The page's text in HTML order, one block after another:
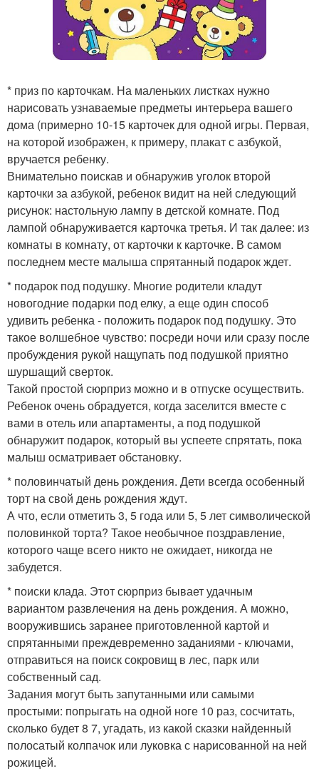
* приз по карточкам. На маленьких листках нужно
нарисовать узнаваемые предметы интерьера вашего
дома (примерно 10-15 карточек для одной игры. Первая,
на которой изображен, к примеру, плакат с азбукой,
вручается ребенку.
Внимательно поискав и обнаружив уголок второй
карточки за азбукой, ребенок видит на ней следующий
рисунок: настольную лампу в детской комнате. Под
лампой обнаруживается карточка третья. И так далее: из
комнаты в комнату, от карточки к карточке. В самом
последнем месте малыша спрятанный подарок ждет.
* подарок под подушку. Многие родители кладут
новогодние подарки под елку, а еще один способ
удивить ребенка - положить подарок под подушку. Это
такое волшебное чувство: посреди ночи или сразу после
пробуждения рукой нащупать под подушкой приятно
шуршащий сверток.
Такой простой сюрприз можно и в отпуске осуществить.
Ребенок очень обрадуется, когда заселится вместе с
вами в отель или апартаменты, а под подушкой
обнаружит подарок, который вы успеете спрятать, пока
малыш осматривает обстановку.
* половинчатый день рождения. Дети всегда особенный
торт на свой день рождения ждут.
А что, если отметить 3, 5 года или 5, 5 лет символической
половинкой торта? Такое необычное поздравление,
которого чаще всего никто не ожидает, никогда не
забудется.
* поиски клада. Этот сюрприз бывает удачным
вариантом развлечения на день рождения. А можно,
вооружившись заранее приготовленной картой и
спрятанными преждевременно заданиями - ключами,
отправиться на поиск сокровищ в лес, парк или
собственный сад.
Задания могут быть запутанными или самыми
простыми: попрыгать на одной ноге 10 раз, сосчитать,
сколько будет 8 7, угадать, из какой сказки найденный
полосатый колпачок или луковка с нарисованной на ней
рожицей.